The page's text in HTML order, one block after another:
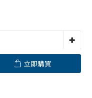
立即購買